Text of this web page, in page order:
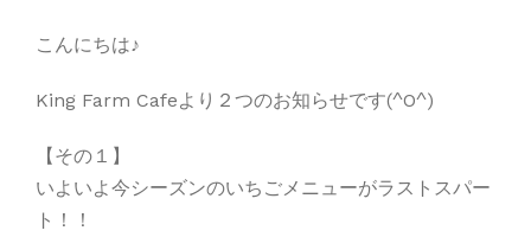
こんにちは♪
King Farm Cafeより２つのお知らせです(^O^)
【その１】
いよいよ今シーズンのいちごメニューがラストスパー
ト！！